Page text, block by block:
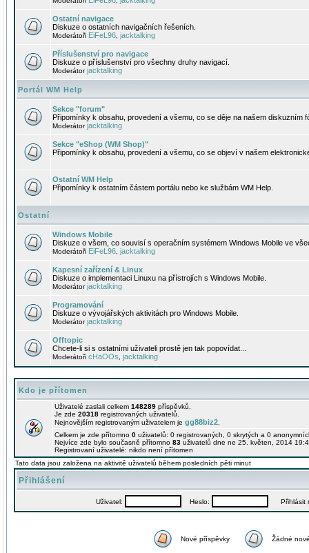
Ostatní navigace
Diskuze o ostatních navigačních řešeních.
Moderátoři EiFeL96 jacktalking
Příslušenství pro navigace
Diskuze o příslušenství pro všechny druhy navigací.
Moderátorjacktalking
Portál WM Help
Sekce "forum"
Připomínky k obsahu, provedení a všemu, co se děje na našem diskuzním
Moderátorjacktalking
Sekce "eShop (WM Shop)"
Připomínky k obsahu, provedení a všemu, co se objeví v našem
Ostatní WM Help
Připomínky k ostatním částem portálu nebo ke službám WM Help.
Ostatní
Windows Mobile
Diskuze o všem, co souvisí s operačním systémem Windows Mobile ve
Moderátoři EiFeL96 jacktalking
Kapesní zařízení & Linux
Diskuze o implementaci Linuxu na přístrojích s Windows Mobile.
Moderátorjacktalking
Programování
Diskuze o vývojářských aktivitách pro Windows Mobile.
Moderátorjacktalking
Offtopic
Chcete-li si s ostatními uživateli prostě jen tak popovídat...
Moderátoři cHaOOs jacktalking
Kdo je přítomen
Uživatelé zaslali celkem 148289 příspěvků.
Je zde 20318 registrovaných uživatelů.
Nejnovějším registrovaným uživatelem je gg88biz2
Celkem je zde přítomno 0 uživatelů: 0 registrovaných, 0 skrytých a 0
Nejvíce zde bylo současně přítomno 83 uživatelů dne ne 25. květen, 2014
Registrovaní uživatelé: nikdo není přítomen
Tato data jsou založena na aktivitě uživatelů během posledních pěti minut
Přihlášení
Uživatel: Heslo: Přihlásit
Nové příspěvky Žádné